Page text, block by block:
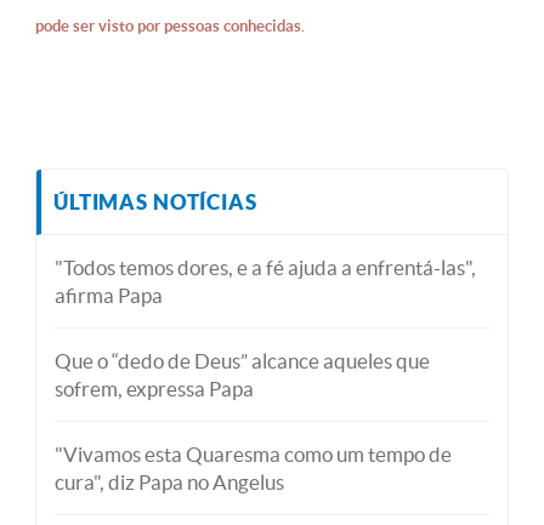
pode ser visto por pessoas conhecidas.
ÚLTIMAS NOTÍCIAS
"Todos temos dores, e a fé ajuda a enfrentá-las",
afirma Papa
Que o “dedo de Deus” alcance aqueles que
sofrem, expressa Papa
"Vivamos esta Quaresma como um tempo de
cura", diz Papa no Angelus